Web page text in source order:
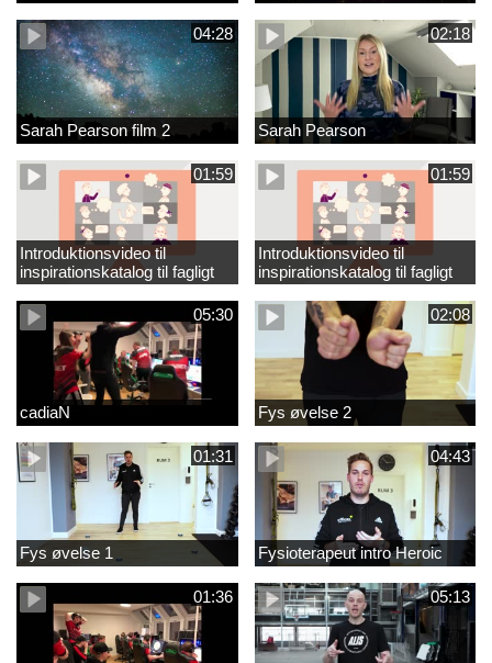
04:28
Sarah Pearson film 2
02:18
Sarah Pearson
01:59
Introduktionsvideo til
inspirationskatalog til fagligt
løft_tilrettet
01:59
Introduktionsvideo til
inspirationskatalog til fagligt
løft
05:30
cadiaN
02:08
Fys øvelse 2
01:31
Fys øvelse 1
04:43
Fysioterapeut intro Heroic
01:36 05:13